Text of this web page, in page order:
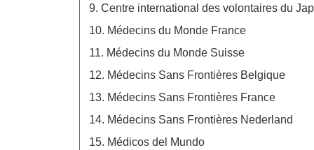
9. Centre international des volontaires du
10. Médecins du Monde France
11. Médecins du Monde Suisse
12. Médecins Sans Frontières Belgique
13. Médecins Sans Frontières France
14. Médecins Sans Frontières Nederland
15. Médicos del Mundo